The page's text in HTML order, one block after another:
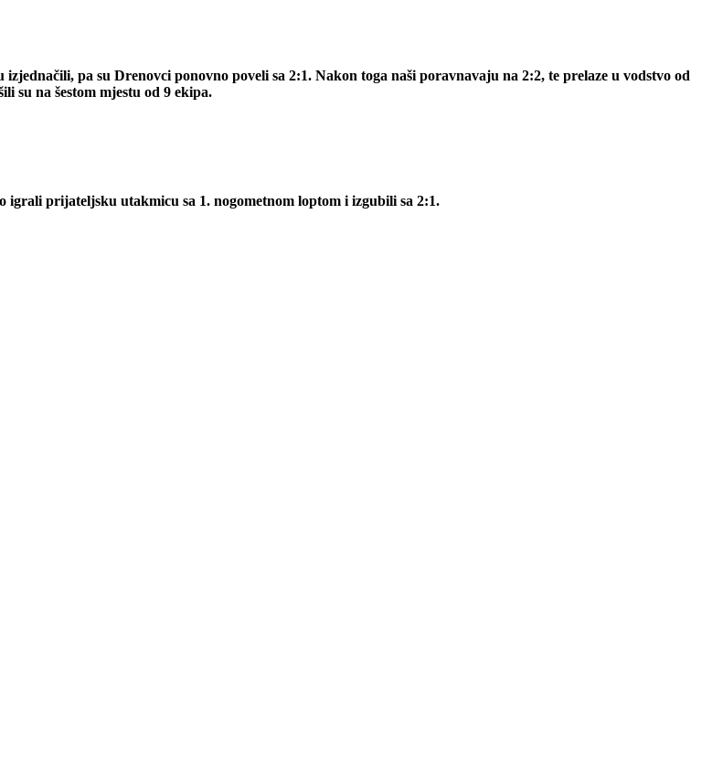
pa su Drenovci ponovno poveli sa 2:1. Nakon toga naši poravnavaju na 2:2, te prelaze u vodstvo od
su na šestom mjestu od 9 ekipa.
igrali prijateljsku utakmicu sa 1. nogometnom loptom i izgubili sa 2:1.